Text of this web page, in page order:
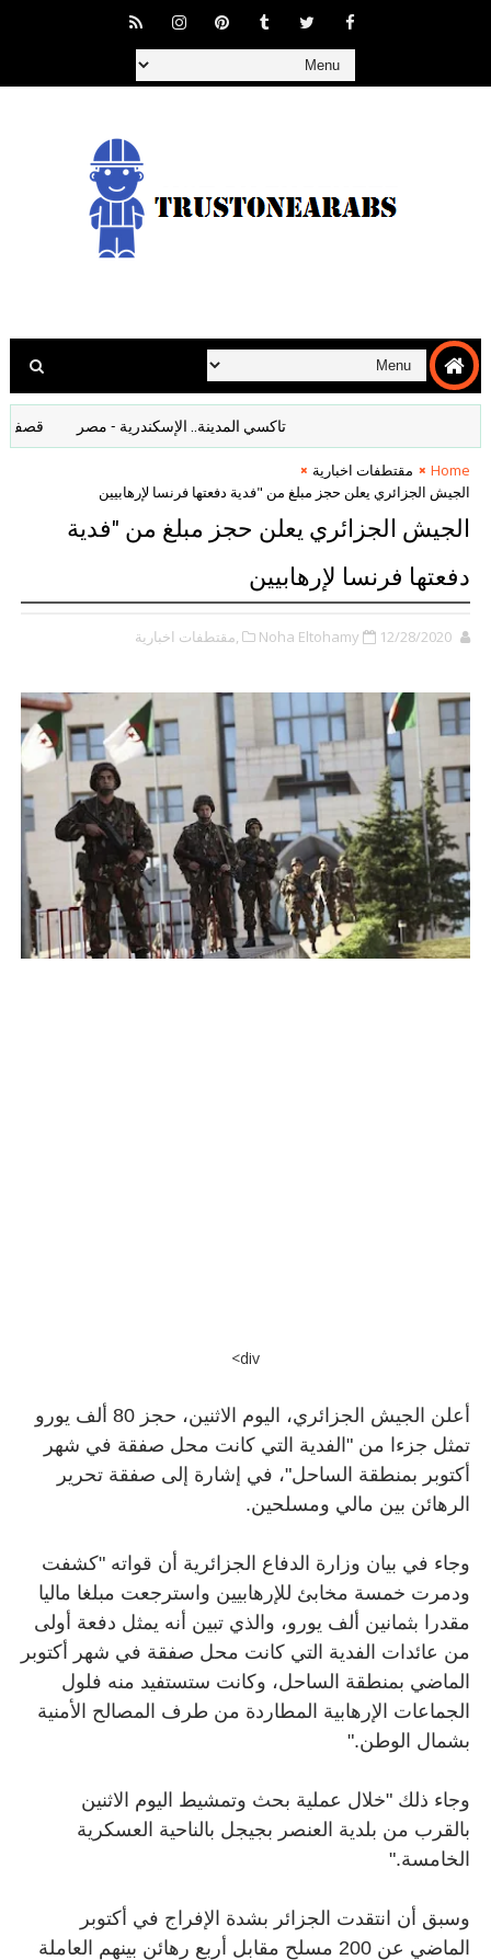
تاكسي المدينة.. الإسكندرية - مصر قصف
Home
مقتطفات اخبارية
الجيش الجزائري يعلن حجز مبلغ من "فدية دفعتها فرنسا لإرهابيين
الجيش الجزائري يعلن حجز مبلغ من "فدية
دفعتها فرنسا لإرهابيين
Noha Eltohamy 12/28/2020 ,مقتطفات اخبارية
div>
أعلن الجيش الجزائري، اليوم الاثنين، حجز 80 ألف يورو
تمثل جزءا من "الفدية التي كانت محل صفقة في شهر
أكتوبر بمنطقة الساحل"، في إشارة إلى صفقة تحرير
الرهائن بين مالي ومسلحين.
وجاء في بيان وزارة الدفاع الجزائرية أن قواته "كشفت
ودمرت خمسة مخابئ للإرهابيين واسترجعت مبلغا ماليا
مقدرا بثمانين ألف يورو، والذي تبين أنه يمثل دفعة أولى
من عائدات الفدية التي كانت محل صفقة في شهر أكتوبر
الماضي بمنطقة الساحل، وكانت ستستفيد منه فلول
الجماعات الإرهابية المطاردة من طرف المصالح الأمنية
بشمال الوطن".
وجاء ذلك "خلال عملية بحث وتمشيط اليوم الاثنين
بالقرب من بلدية العنصر بجيجل بالناحية العسكرية
الخامسة".
وسبق أن انتقدت الجزائر بشدة الإفراج في أكتوبر
الماضي عن 200 مسلح مقابل أربع رهائن بينهم العاملة